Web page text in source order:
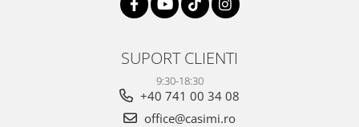
SUPORT CLIENTI
9:30-18:30
+40 741 00 34 08
office@casimi.ro